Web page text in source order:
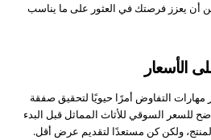
أن يعزز فرصتك في العثور على ما يناسب
الأسعار
مهارات التفاوض أمرًا حيويًا لتحقيق صفقة
للسعر السوقي للأثاث المماثل قبل البدء
ولكن كن مستعدًا لتقديم عرض أقل.